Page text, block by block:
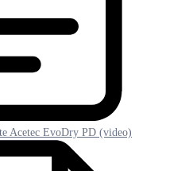
Acetec EvoDry PD (video)